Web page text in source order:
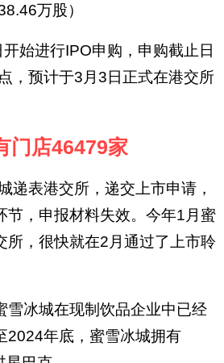
万股）
始进行IPO申购，申购截止日
，预计于3月3日正式在港交所
门店46479家
递表港交所，递交上市申请，
节，申报材料失效。今年1月蜜
所，很快就在2月通过了上市聆
雪冰城在现制饮品企业中已经
2024年底，蜜雪冰城拥有